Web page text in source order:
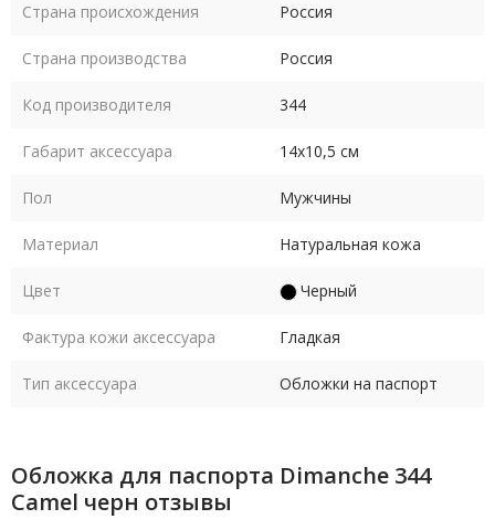
Страна происхождения Россия
Страна производства Россия
Код производителя 344
Габарит аксессуара 14х10,5 см
Пол Мужчины
Материал Натуральная кожа
Цвет Черный
Фактура кожи аксессуара Гладкая
Тип аксессуара Обложки на паспорт
Обложка для паспорта Dimanche 344
Camel черн отзывы